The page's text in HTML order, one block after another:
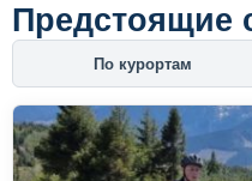
Предстоящие
По курортам